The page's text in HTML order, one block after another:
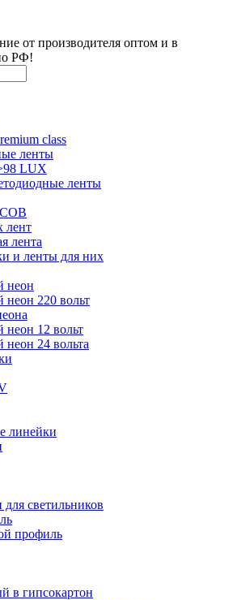
от производителя оптом и в
РФ!
class
ленты
LUX
ленты
лент
лента
и ленты для них
неон
220 вольт
12 вольт
24 вольта
линейки
светильников
профиль
в гипсокартон